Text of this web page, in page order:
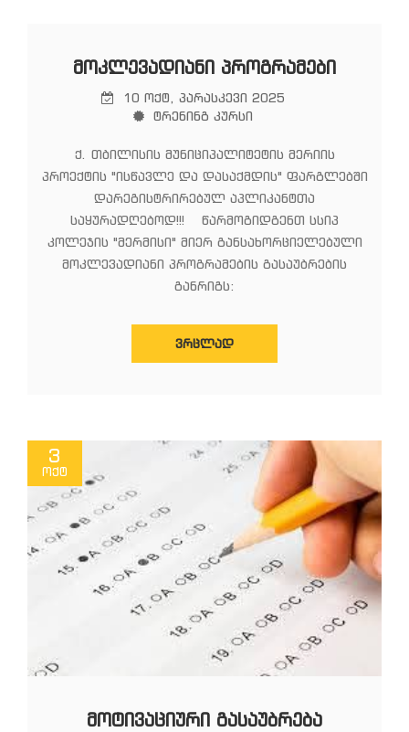
ᲛᲝᲙᲚᲔᲕᲐᲓᲘᲐᲜᲘ ᲞᲠᲝᲒᲠᲐᲛᲔᲑᲘ
10 ოქტ, პარასკევი 2025
ტრენინგ კურსი
ქ. თბილისის მუნიციპალიტეტის მერიის
პროექტის "ისწავლე და დასაქმდის" ფარგლებში
დარეგისტრირებულ აპლიკანტთა
საყურადღებოდ!!! წარმოგიდგენთ სსიპ
კოლეჯის "მერმისი" მიერ განსახორციელებული
მოკლევადიანი პროგრამების გასაუბრების
განრიგს:
ᲕᲠᲪᲚᲐᲓ
3
ოქტ
ᲛᲝᲢᲘᲕᲐᲪᲘᲣᲠᲘ ᲒᲐᲡᲐᲣᲑᲠᲔᲑᲐ